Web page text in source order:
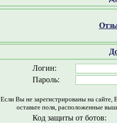
Логин:
Пароль:
Если Вы не зарегистрированы на
оставьте поля, расположенные
Код защиты от ботов: